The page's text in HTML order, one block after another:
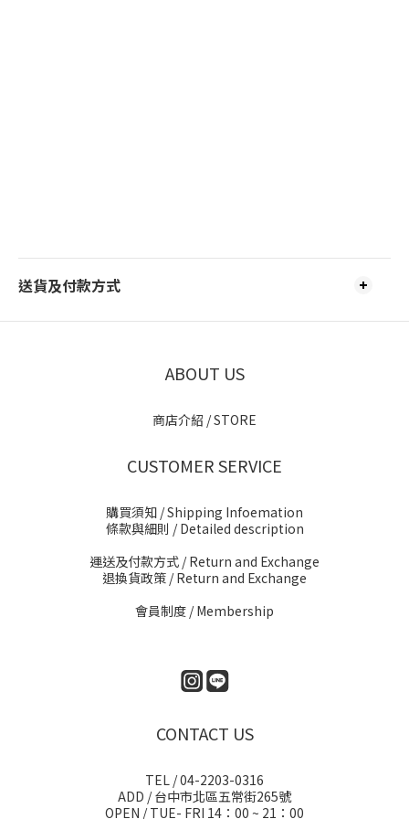
送貨及付款方式
ABOUT US
商店介紹 / STORE
CUSTOMER SERVICE
購買須知 / Shipping Infoemation
條款與細則 / Detailed description
運送及付款方式 / Return and Exchange
退換貨政策 / Return and Exchange
會員制度 / Membership
CONTACT US
TEL / 04-2203-0316
ADD / 台中市北區五常街265號
OPEN / TUE- FRI 14：00 ~ 21：00